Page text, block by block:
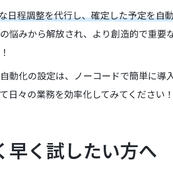
日程調整を代行し、確定した予定を自
悩みから解放され、より創造的で重
動化の設定は、ノーコードで簡単に導
日々の業務を効率化してみてください！
早く試したい方へ